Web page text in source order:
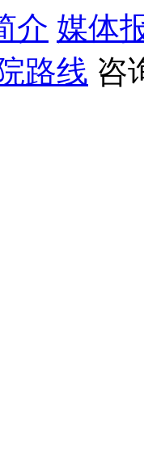
介 媒体
路线 咨